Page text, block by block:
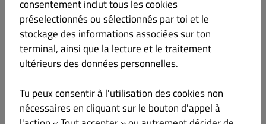
SUPPLÉMENT SAUCE MOUTARDE
DESSERTS RETRAIT SUR PLACE
consentement inclut tous les cookies
préselectionnés ou sélectionnés par toi et le
stockage des informations associées sur ton
terminal, ainsi que la lecture et le traitement
ultérieurs des données personnelles.
Tu peux consentir à l'utilisation des cookies non
nécessaires en cliquant sur le bouton d'appel à